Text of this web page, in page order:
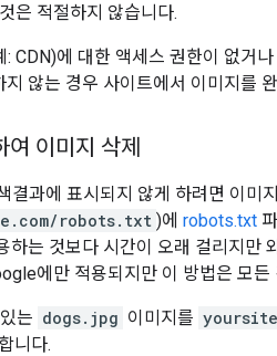
은 적절하지 않습니다.
: CDN)에 대한 액세스 권한이 없거
지 않는 경우 사이트에서 이미지를
이미지 삭제
결과에 표시되지 않게 하려면 이미
robots.txt )에 robots.txt
하는 것보다 시간이 오래 걸리지
에만 적용되지만 이 방법은 모
는 dogs.jpg 이미지를
니다.